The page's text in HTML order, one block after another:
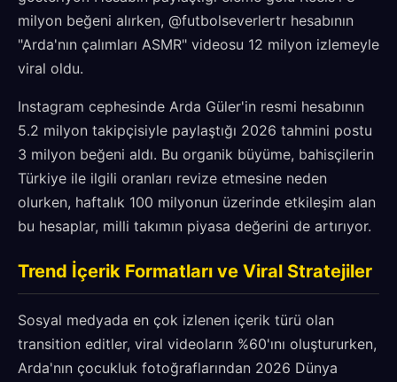
milyon beğeni alırken, @futbolseverlertr hesabının
"Arda'nın çalımları ASMR" videosu 12 milyon izlemeyle
viral oldu.
Instagram cephesinde Arda Güler'in resmi hesabının
5.2 milyon takipçisiyle paylaştığı 2026 tahmini postu
3 milyon beğeni aldı. Bu organik büyüme, bahisçilerin
Türkiye ile ilgili oranları revize etmesine neden
olurken, haftalık 100 milyonun üzerinde etkileşim alan
bu hesaplar, milli takımın piyasa değerini de artırıyor.
Trend İçerik Formatları ve Viral Stratejiler
Sosyal medyada en çok izlenen içerik türü olan
transition editler, viral videoların %60'ını oluştururken,
Arda'nın çocukluk fotoğraflarından 2026 Dünya